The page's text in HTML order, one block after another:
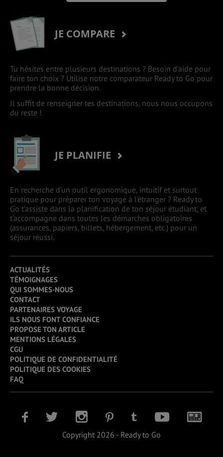
JE COMPARE
Tu hésites entre plusieurs destinations ? Besoin d’aide pour
faire ton choix ? Utilise notre comparateur Ready to Go pour
prendre la bonne décision.
Il suffit de renseigner tes destinations, nous nous occupons
du reste !
JE PLANIFIE
En recherche d’un outil ergonomique, intuitif et surtout
pratique pour préparer ton voyage à l’étranger ? Ready to
Go t’assiste dans la planification de ton séjour étudiant, et
t’accompagne dans toutes les démarches obligatoires
(assurances, papiers, billets, hébergement, etc.) pour un
séjour réussi.
ACTUALITÉS
TÉMOIGNAGES
QUI SOMMES-NOUS
CONTACT
PARTENAIRES VOYAGE
ILS NOUS FONT CONFIANCE
PROPOSE TON ARTICLE
MENTIONS LÉGALES
CGU
POLITIQUE DE CONFIDENTIALITÉ
POLITIQUE DES COOKIES
FAQ
Copyright 2026 - Ready to Go